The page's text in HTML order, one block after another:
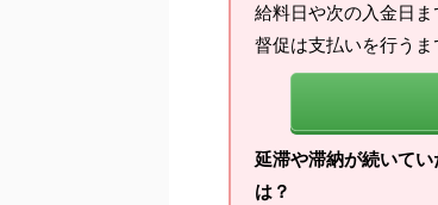
給料日や次の入金日ま
督促は支払いを行うま
延滞や滞納が続いてい
は？